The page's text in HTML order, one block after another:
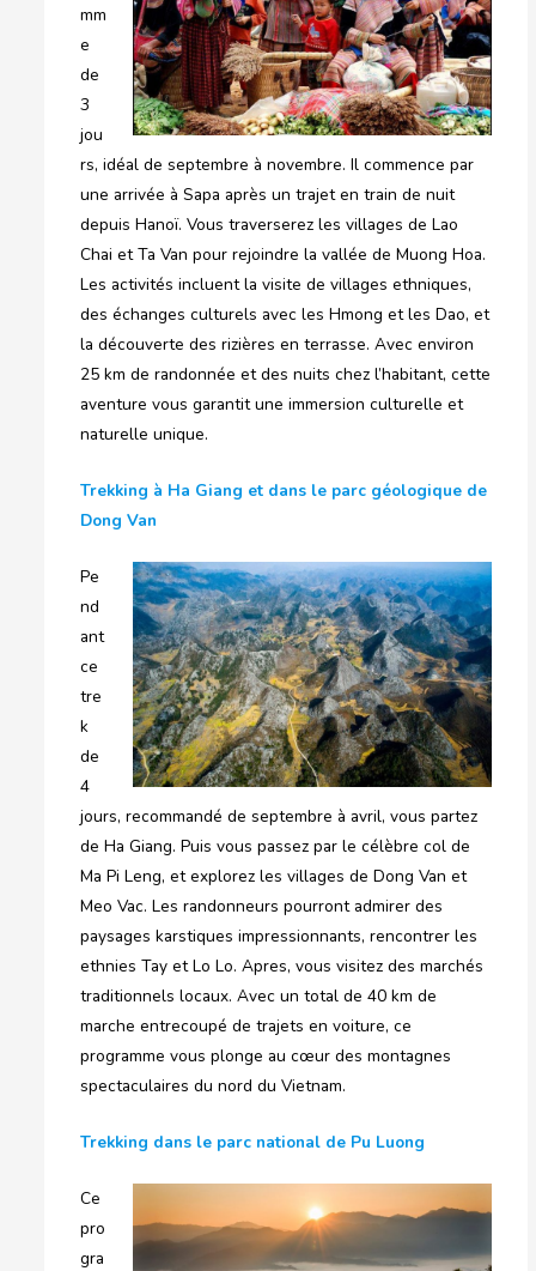
mm
e
de
3
jou
rs, idéal de septembre à novembre. Il commence par
une arrivée à Sapa après un trajet en train de nuit
depuis Hanoï. Vous traverserez les villages de Lao
Chai et Ta Van pour rejoindre la vallée de Muong Hoa.
Les activités incluent la visite de villages ethniques,
des échanges culturels avec les Hmong et les Dao, et
la découverte des rizières en terrasse. Avec environ
25 km de randonnée et des nuits chez l’habitant, cette
aventure vous garantit une immersion culturelle et
naturelle unique.
Trekking à Ha Giang et dans le parc géologique de
Dong Van
Pe
nd
ant
ce
tre
k
de
4
jours, recommandé de septembre à avril, vous partez
de Ha Giang. Puis vous passez par le célèbre col de
Ma Pi Leng, et explorez les villages de Dong Van et
Meo Vac. Les randonneurs pourront admirer des
paysages karstiques impressionnants, rencontrer les
ethnies Tay et Lo Lo. Apres, vous visitez des marchés
traditionnels locaux. Avec un total de 40 km de
marche entrecoupé de trajets en voiture, ce
programme vous plonge au cœur des montagnes
spectaculaires du nord du Vietnam.
Trekking dans le parc national de Pu Luong
Ce
pro
gra